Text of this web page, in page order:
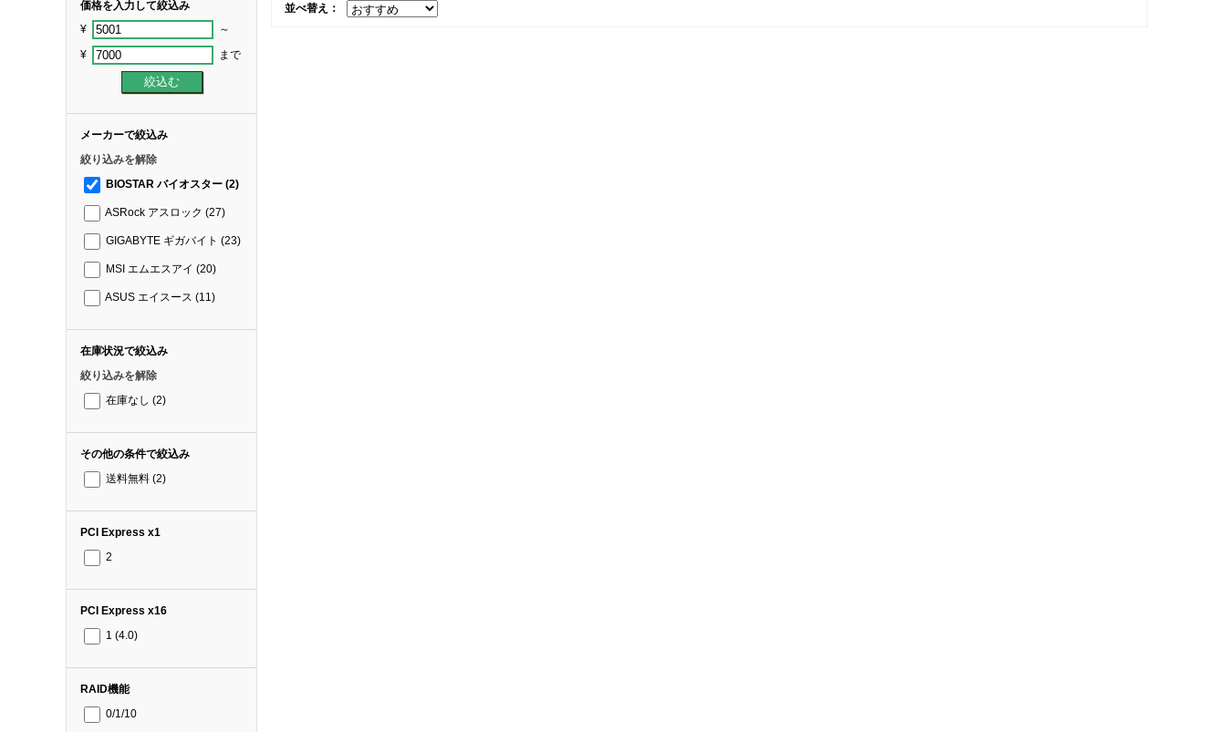
価格を入力して絞込み
¥ ～
¥ まで
メーカーで絞込み
絞り込みを解除
BIOSTAR バイオスター (2)
ASRock アスロック (27)
GIGABYTE ギガバイト (23)
MSI エムエスアイ (20)
ASUS エイスース (11)
在庫状況で絞込み
絞り込みを解除
在庫なし (2)
その他の条件で絞込み
送料無料 (2)
PCI Express x1
2
PCI Express x16
1 (4.0)
RAID機能
0/1/10
並べ替え：